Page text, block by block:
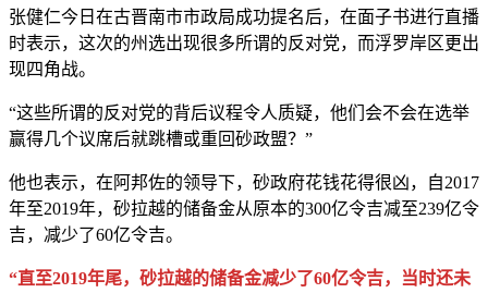
张健仁今日在古晋南市市政局成功提名后，在面子书进行直播
时表示，这次的州选出现很多所谓的反对党，而浮罗岸区更出
现四角战。
“这些所谓的反对党的背后议程令人质疑，他们会不会在选举
赢得几个议席后就跳槽或重回砂政盟？”
他也表示，在阿邦佐的领导下，砂政府花钱花得很凶，自2017
年至2019年，砂拉越的储备金从原本的300亿令吉减至239亿令
吉，减少了60亿令吉。
“直至2019年尾，砂拉越的储备金减少了60亿令吉，当时还未